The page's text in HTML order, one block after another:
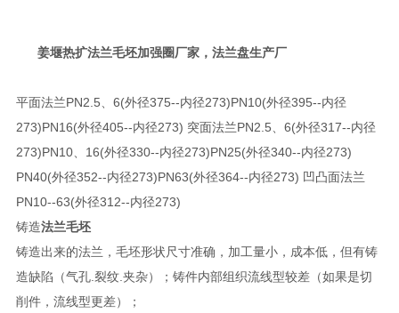
姜堰热扩法兰毛坯加强圈厂家，法兰盘生产厂
平面法兰PN2.5、6(外径375--内径273)PN10(外径395--内径
273)PN16(外径405--内径273) 突面法兰PN2.5、6(外径317--内径
273)PN10、16(外径330--内径273)PN25(外径340--内径273)
PN40(外径352--内径273)PN63(外径364--内径273) 凹凸面法兰
PN10--63(外径312--内径273)
铸造法兰毛坯
铸造出来的法兰，毛坯形状尺寸准确，加工量小，成本低，但有铸
造缺陷（气孔.裂纹.夹杂）；铸件内部组织流线型较差（如果是切
削件，流线型更差）；